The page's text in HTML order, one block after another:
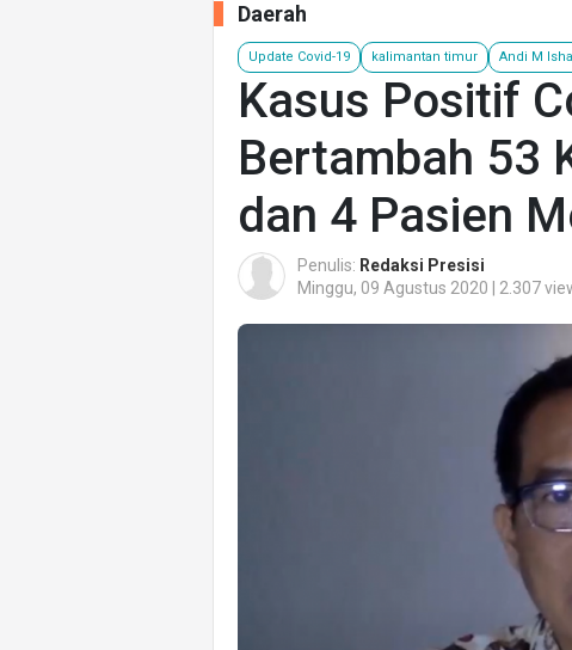
Daerah
Update Covid-19 kalimantan timur Andi M
Kasus Positif
Bertambah 53
dan 4 Pasien
Penulis: Redaksi Presisi
Minggu, 09 Agustus 2020 | 2.307